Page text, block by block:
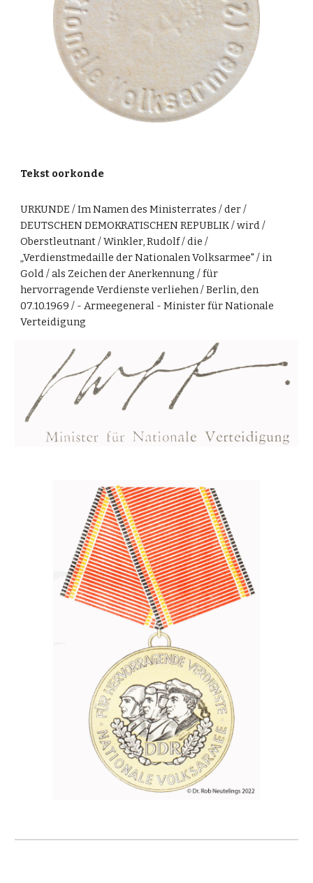
Tekst oorkonde
URKUNDE / Im Namen des Ministerrates / der /
DEUTSCHEN DEMOKRATISCHEN REPUBLIK / wird /
Oberstleutnant / Winkler, Rudolf / die /
„Verdienstmedaille der Nationalen Volksarmee" / in
Gold / als Zeichen der Anerkennung / für
hervorragende Verdienste verliehen / Berlin, den
07.10.1969 / - Armeegeneral - Minister für Nationale
Verteidigung